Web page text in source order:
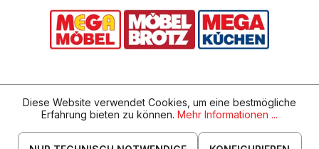
Diese Website verwendet Cookies, um eine bestmögliche
Erfahrung bieten zu können. Mehr Informationen ...